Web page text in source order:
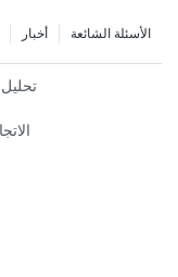
الأسئلة الشائعة أخبار